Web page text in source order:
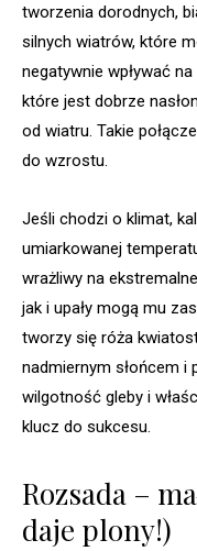
tworzenia dorodnych,
silnych wiatrów, które
negatywnie wpływać
które jest dobrze
od wiatru. Takie
do wzrostu.
Jeśli chodzi o klimat,
umiarkowanej
wrażliwy na
jak i upały mogą mu
tworzy się róża
nadmiernym słońcem i
wilgotność gleby i
klucz do sukcesu.
Rozsada –
daje plony!)